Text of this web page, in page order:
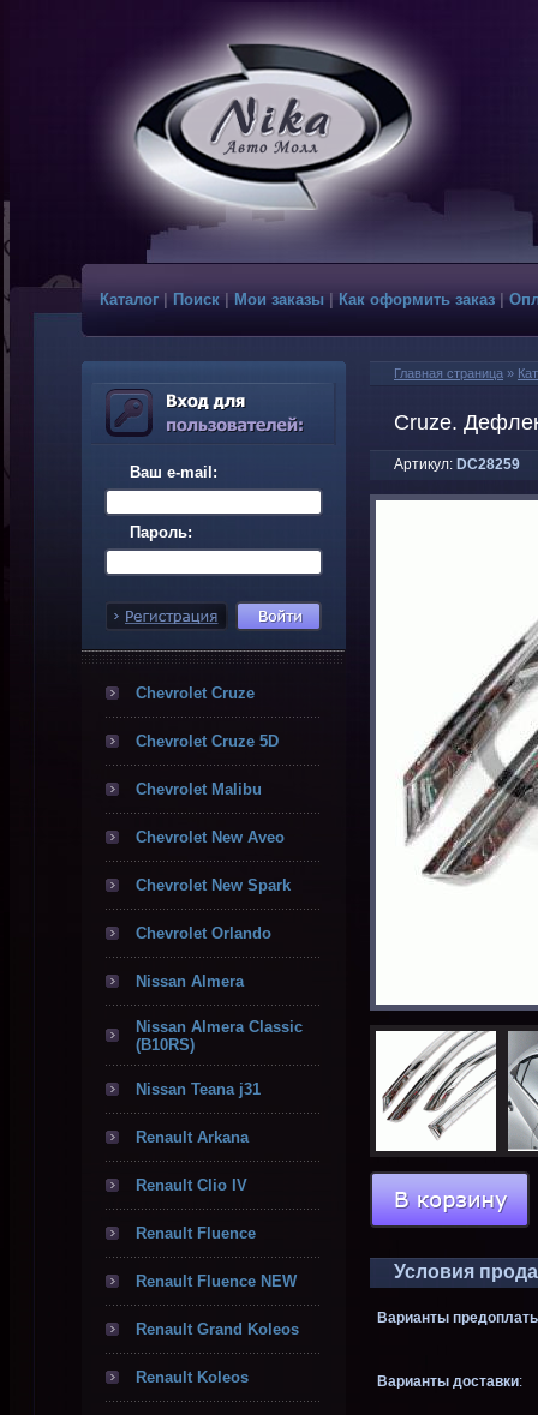
Каталог Поиск|Мои заказы|Как оформить заказ
Ваш e-mail:
Пароль:
Chevrolet Cruze
Chevrolet Cruze 5D
Chevrolet Malibu
Chevrolet New Aveo
Chevrolet New Spark
Chevrolet Orlando
Nissan Almera
Nissan Almera Classic
(B10RS)
Nissan Teana j31
Renault Arkana
Renault Clio IV
Renault Fluence
Renault Fluence NEW
Renault Grand Koleos
Renault Koleos
Главная страница »
Cruze.
Артикул: DC28259
Условия
Варианты
Варианты доставки: